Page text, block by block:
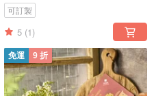
可訂製
5 (1)
免運 9 折